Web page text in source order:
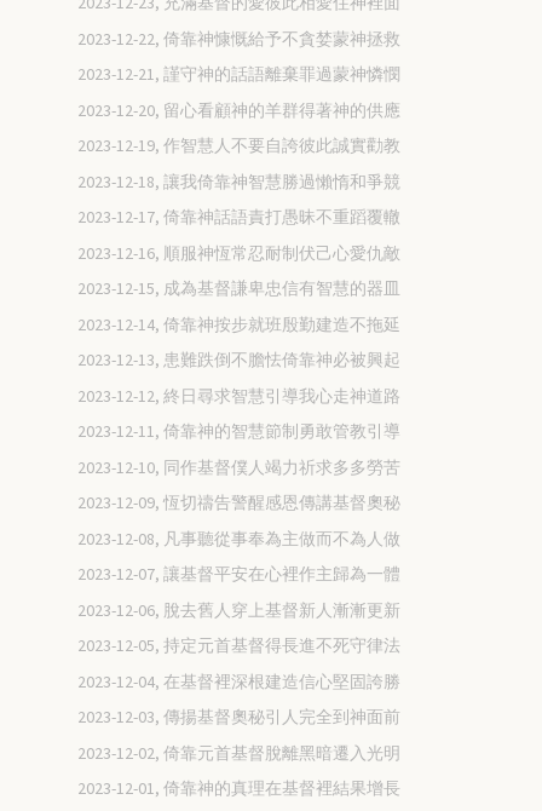
2023-12-22, 倚靠神慷慨給予不貪婪蒙神拯救
2023-12-21, 謹守神的話語離棄罪過蒙神憐憫
2023-12-20, 留心看顧神的羊群得著神的供應
2023-12-19, 作智慧人不要自誇彼此誠實勸教
2023-12-18, 讓我倚靠神智慧勝過懶惰和爭競
2023-12-17, 倚靠神話語責打愚昧不重蹈覆轍
2023-12-16, 順服神恆常忍耐制伏己心愛仇敵
2023-12-15, 成為基督謙卑忠信有智慧的器皿
2023-12-14, 倚靠神按步就班殷勤建造不拖延
2023-12-13, 患難跌倒不膽怯倚靠神必被興起
2023-12-12, 終日尋求智慧引導我心走神道路
2023-12-11, 倚靠神的智慧節制勇敢管教引導
2023-12-10, 同作基督僕人竭力祈求多多勞苦
2023-12-09, 恆切禱告警醒感恩傳講基督奧秘
2023-12-08, 凡事聽從事奉為主做而不為人做
2023-12-07, 讓基督平安在心裡作主歸為一體
2023-12-06, 脫去舊人穿上基督新人漸漸更新
2023-12-05, 持定元首基督得長進不死守律法
2023-12-04, 在基督裡深根建造信心堅固誇勝
2023-12-03, 傳揚基督奧秘引人完全到神面前
2023-12-02, 倚靠元首基督脫離黑暗遷入光明
2023-12-01, 倚靠神的真理在基督裡結果增長